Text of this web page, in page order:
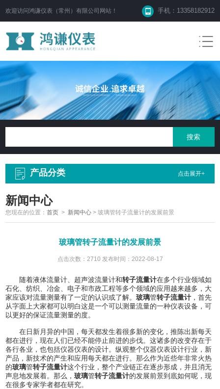
欢迎访问鸿谦仪表（常州）有限公司网站！ 手机：13358182912
产品分类 点击展开+
新闻中心
您现在的位置：首页 > 新闻中心 >玻璃管转子流量计的发展前景
玻璃管转子流量计的发展前景
点击次数：2710 发布时间：2022-08-17
随着液体流量计、超声波流量计和转子流量计在多个行业领域如
石化、纺织、冶金、电子和市政工程等多个领域的应用越来越多，大
家应该对流量测量有了一定的认识或了解。玻璃管转子流量计 ，首先
从字面上大家都可以明白这是一个可以测量流量的一种仪表设备，可
以更好的保证流量测量的度。
在日新月异的中国，每天都发生着很多新的变化，推陈出新每天
都在进行，现在人们已经不能停止前进的步伐。这诸多的改变存在于
各行各业，也包括仪器仪表的设计。纵观整个仪器仪表设计行业，新
产品，新技术的产生和应用每天都在进行。那么作为近些年非常火热
的玻璃管转子流量计这个行业，整个产业链正在逐步形成，并且消无
声息地发展着。那么，玻璃管转子流量计的发展前景到底如何呢，现
在很多专家学者都在研究。